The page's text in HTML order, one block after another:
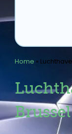
Home »
Brussel